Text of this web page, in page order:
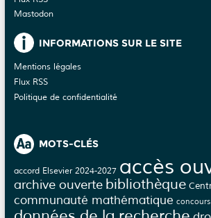
Mastodon
INFORMATIONS SUR LE SITE
Mentions légales
Flux RSS
Politique de confidentialité
MOTS-CLÉS
accord Elsevier 2024-2027 accès
archive ouverte bibliothèque
communauté mathématique concours